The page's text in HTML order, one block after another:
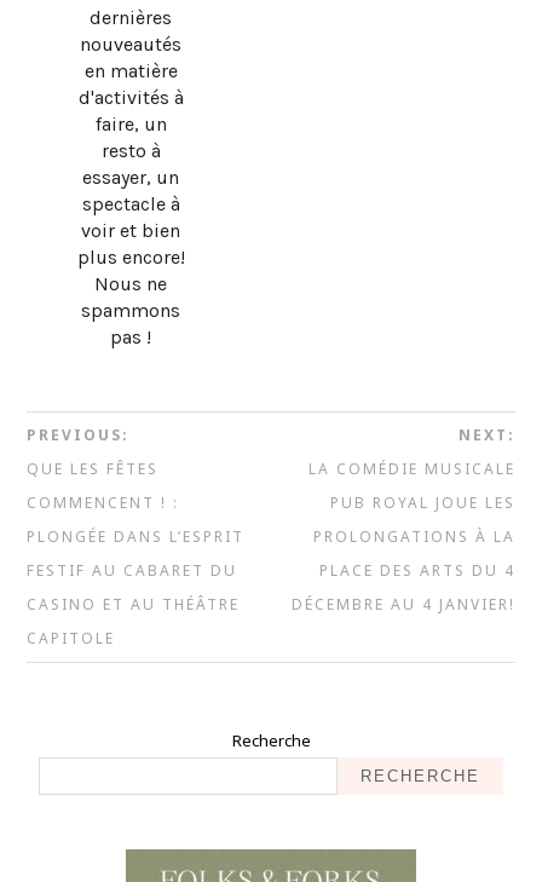
dernières
nouveautés
en matière
d'activités à
faire, un
resto à
essayer, un
spectacle à
voir et bien
plus encore!
Nous ne
spammons
pas !
PREVIOUS:
QUE LES FÊTES
COMMENCENT ! :
PLONGÉE DANS L’ESPRIT
FESTIF AU CABARET DU
CASINO ET AU THÉÂTRE
CAPITOLE
NEXT:
LA COMÉDIE MUSICALE
PUB ROYAL JOUE LES
PROLONGATIONS À LA
PLACE DES ARTS DU 4
DÉCEMBRE AU 4 JANVIER!
Recherche
RECHERCHE